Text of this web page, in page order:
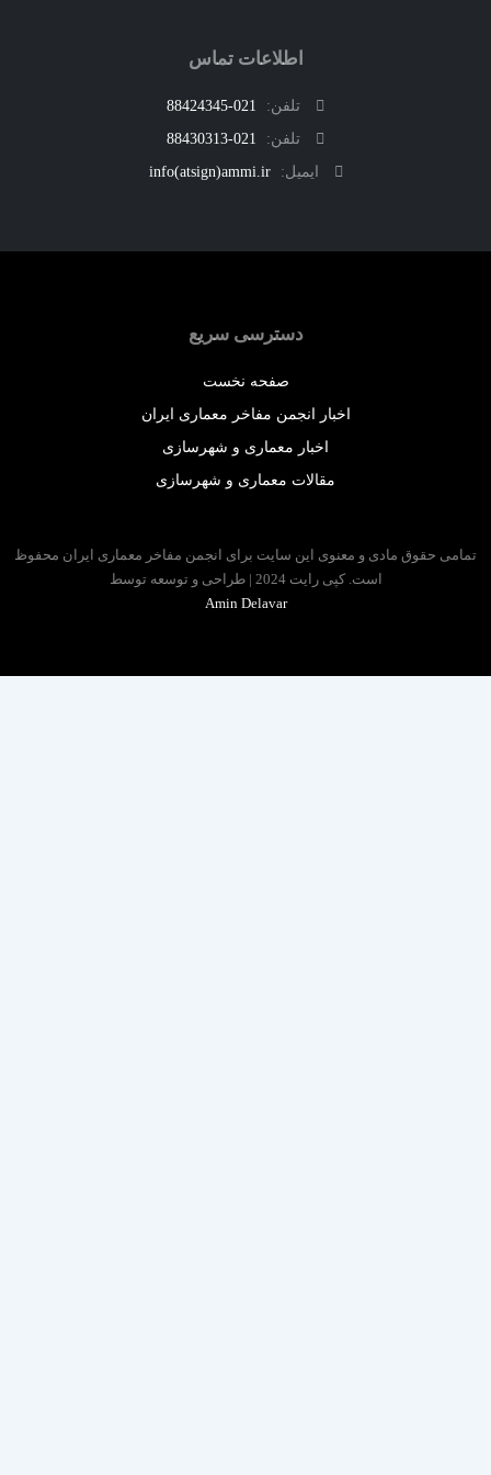
اطلاعات تماس
تلفن:
021-88424345
تلفن:
021-88430313
ایمیل:
info(atsign)ammi.ir
دسترسی سریع
صفحه نخست
اخبار انجمن مفاخر معماری ایران
اخبار معماری و شهرسازی
مقالات معماری و شهرسازی
حقوق مادی و معنوی این سایت برای انجمن مفاخر معماری ایران محفوظ
است. کپی رایت 2024 | طراحی و توسعه توسط
Amin Delavar